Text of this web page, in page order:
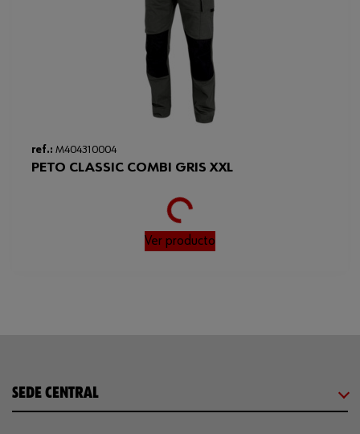
ref.: M404310004
PETO CLASSIC COMBI GRIS XXL
Loading...
Ver producto
SEDE CENTRAL